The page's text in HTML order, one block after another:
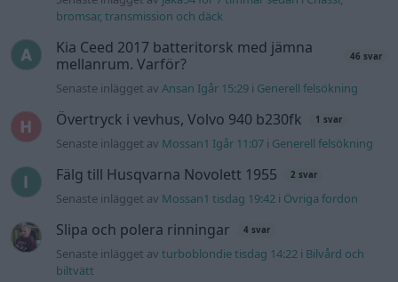
Senaste inlägget avturboblondie tisdag 14:22
Bilvård och
VW LT35 -04 2.5 TDI dör sporadiskt under
körning, startar direkt efter nyckelcykel.
Delar bytta utan resultat.
Senaste inlägget avJesper328 tisdag 12:52iGenerell
felsökning
centerhögtalaren med blir lite
konfunderad över kopplingarna.
Senaste inlägget av MammDiin måndag 23:11
multimedia
Här diskuterar vi Biltemas varor! Allt om